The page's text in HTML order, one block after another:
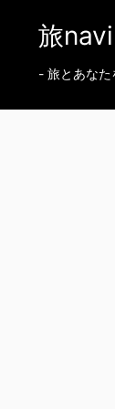
旅navi
- 旅とあな